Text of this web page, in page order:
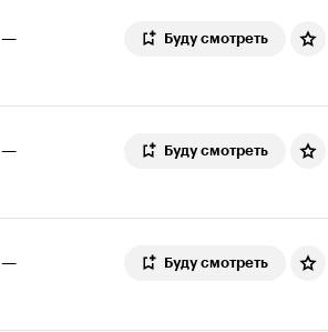
— Буду смотреть
— Буду смотреть
— Буду смотреть